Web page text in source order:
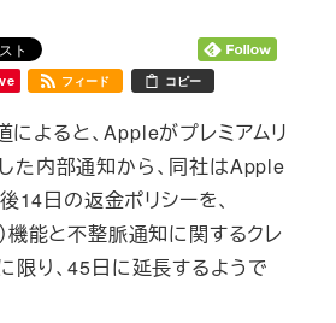
フィード コピー
によると、Appleがプレミアムリ
た内部通知から、同社はApple
14日の返金ポリシーを、
機能と不整脈通知に関するクレ
限り、45日に延長するようで